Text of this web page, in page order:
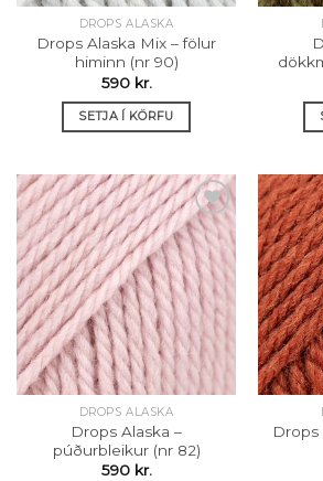
DROPS ALASKA
Drops Alaska Mix – fölur
himinn (nr 90)
590 kr.
SETJA Í KÖRFU
Setja á
óskalista
DROPS ALASKA
Drops Alaska –
púðurbleikur (nr 82)
590 kr.
Drops